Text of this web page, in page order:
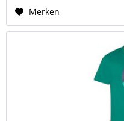
Merken